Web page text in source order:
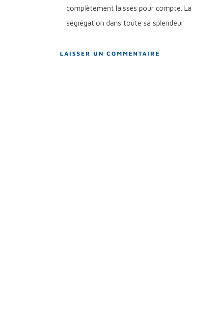
complètement laissés pour compte. La
ségrégation dans toute sa splendeur
LAISSER UN COMMENTAIRE